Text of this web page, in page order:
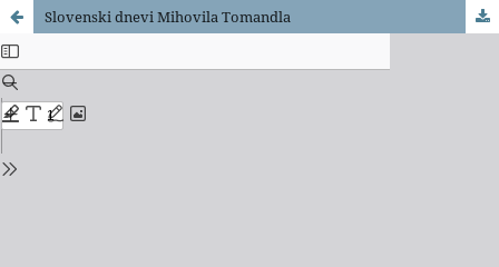
Slovenski dnevi Mihovila Tomandla